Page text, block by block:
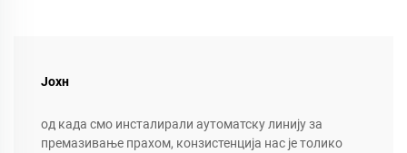
Јохн
од када смо инсталирали аутоматску линију за
премазивање прахом, конзистенција нас је толико